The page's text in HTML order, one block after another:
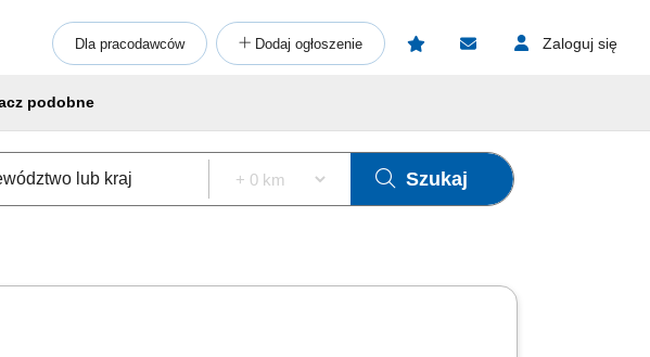
Dla pracodawców Dodaj ogłoszenie Zaloguj się
podobne
Szukaj